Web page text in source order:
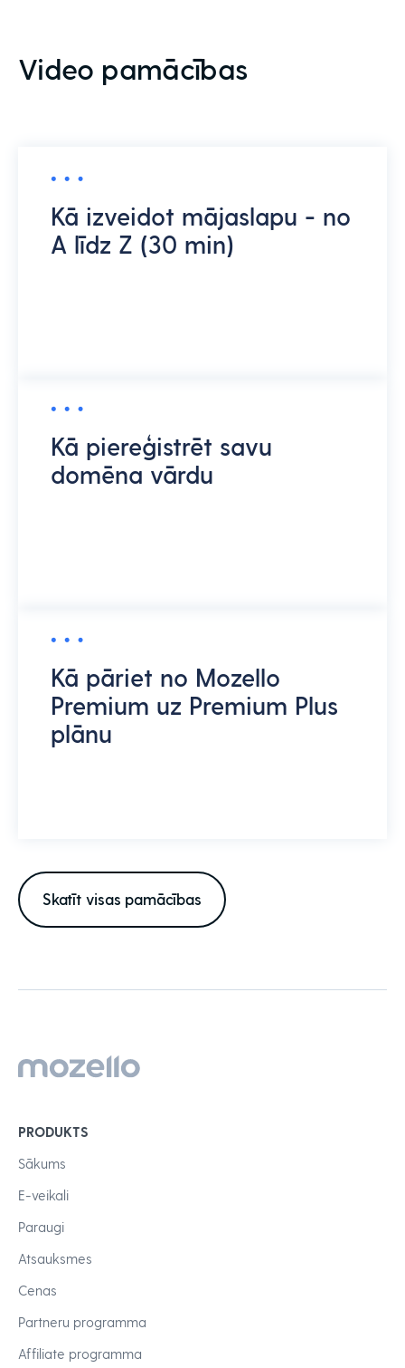
Video pamācības
Kā izveidot mājaslapu - no
A līdz Z (30 min)
Kā piereģistrēt savu
domēna vārdu
Kā pāriet no Mozello
Premium uz Premium Plus
plānu
Skatīt visas pamācības
PRODUKTS
Sākums
E-veikali
Paraugi
Atsauksmes
Cenas
Partneru programma
Affiliate programma